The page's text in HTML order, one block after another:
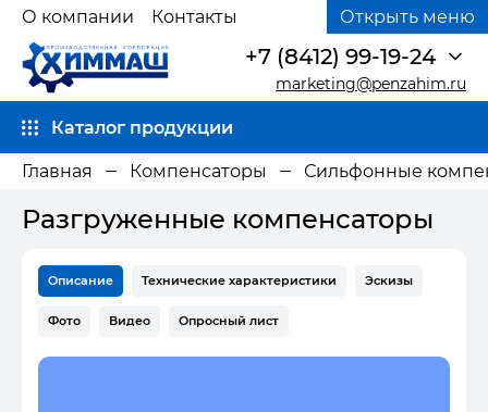
О компании Контакты Открыть меню
Каталог продукции
marketing@penzahim.ru
+7 (8412) 99-19-24
Главная Компенсаторы Сильфонные
Разгруженные компенсаторы
Описание Технические характеристики Эскизы
Фото Видео Опросный лист